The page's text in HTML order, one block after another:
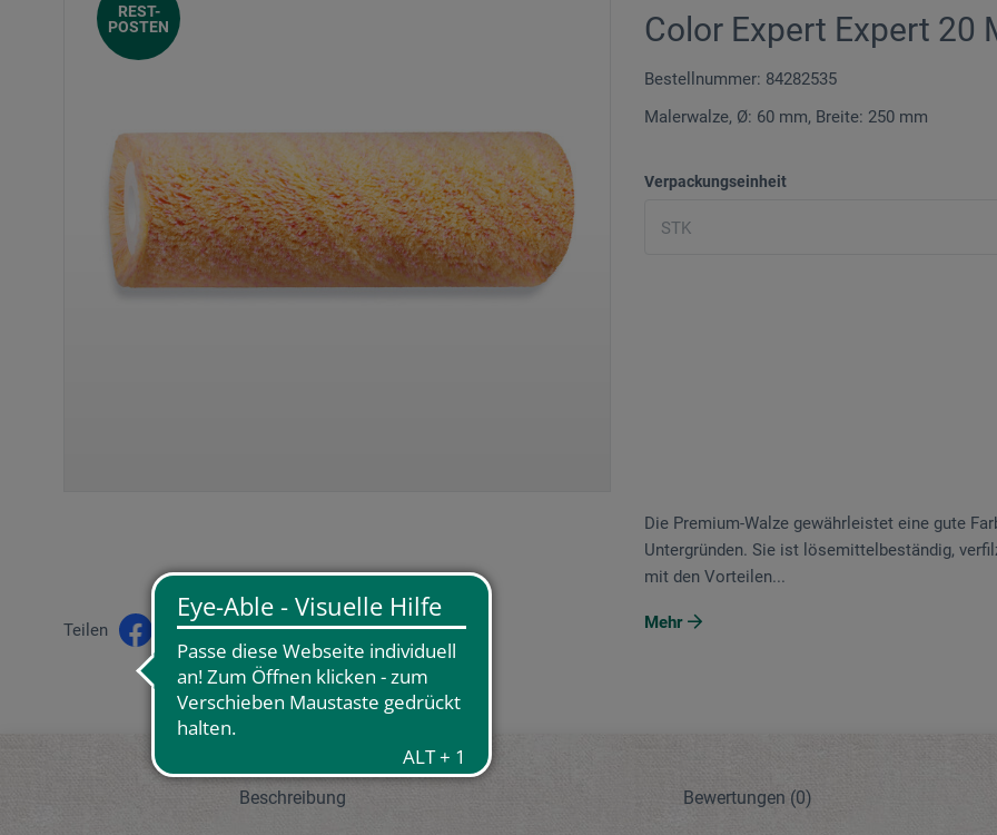
Color Expert Expert 20
Bestellnummer: 84282535
Malerwalze, Ø: 60 mm, Breite: 250 mm
REST-
POSTEN
Verpackungseinheit
Teilen
Die Premium-Walze gewährleistet eine gute
Untergründen. Sie ist lösemittelbeständig,
mit den Vorteilen...
Mehr
Beschreibung Bewertungen (0)